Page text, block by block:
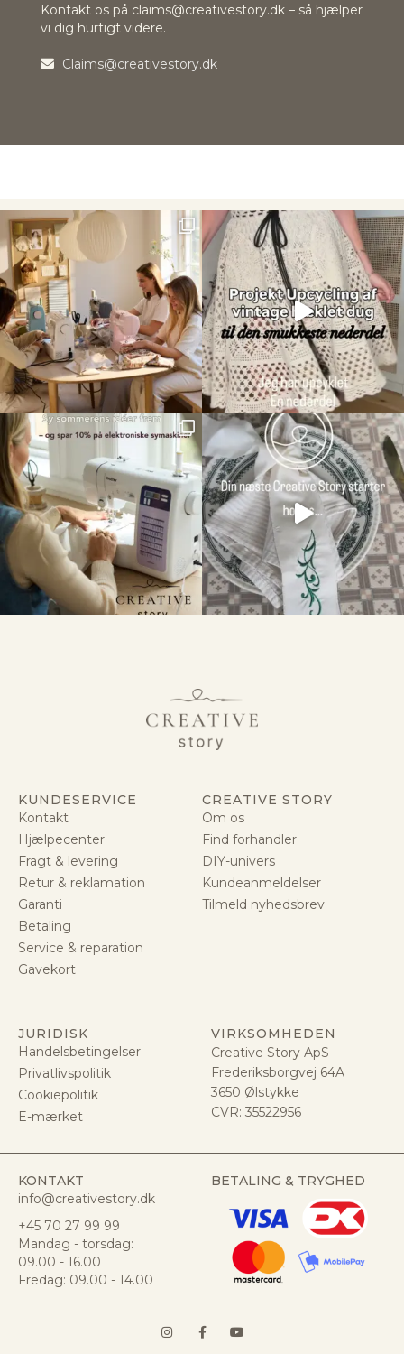
Kontakt os på claims@creativestory.dk – så hjælper
vi dig hurtigt videre.
Claims@creativestory.dk
KUNDESERVICE
Kontakt
Hjælpecenter
Fragt & levering
Retur & reklamation
Garanti
Betaling
Service & reparation
Gavekort
CREATIVE STORY
Om os
Find forhandler
DIY-univers
Kundeanmeldelser
Tilmeld nyhedsbrev
JURIDISK
Handelsbetingelser
Privatlivspolitik
Cookiepolitik
E-mærket
VIRKSOMHEDEN
Creative Story ApS
Frederiksborgvej 64A
3650 Ølstykke
CVR: 35522956
KONTAKT
info@creativestory.dk
+45 70 27 99 99
Mandag - torsdag:
09.00 - 16.00
Fredag: 09.00 - 14.00
BETALING & TRYGHED